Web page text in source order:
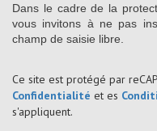
Dans le cadre de la
vous invitons à ne pas
champ de saisie libre.
Ce site est protégé par
Confidentialité et es
s'appliquent.